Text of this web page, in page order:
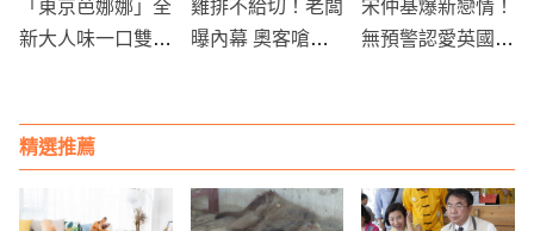
「東京芭娜娜」全
新大人味一口雙滿
雞排不給切！老闆
曝內幕 奧客嗆：
宋仲基爆新戀情！
無預警認愛英國女
精選推薦